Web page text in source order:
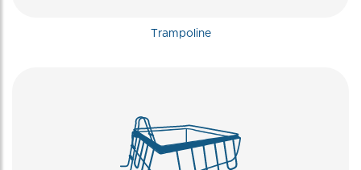
Trampoline